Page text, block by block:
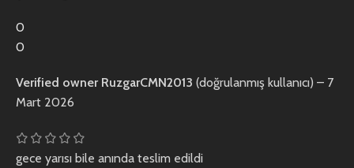
0
0
Verified owner RuzgarCMN2013 (doğrulanmış kullanıcı) – 7
Mart 2026
gece yarısı bile anında teslim edildi